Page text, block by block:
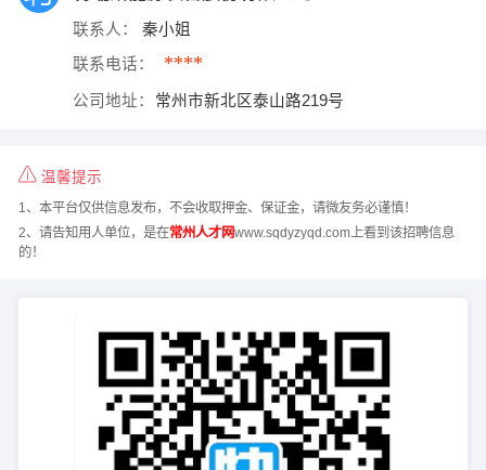
联系人： 秦小姐
联系电话： ****
公司地址： 常州市新北区泰山路219号
温馨提示
1、本平台仅供信息发布，不会收取押金、保证金，请微友务必谨慎！
2、请告知用人单位，是在常州人才网www.sqdyzyqd.com上看到该招聘信息
的！